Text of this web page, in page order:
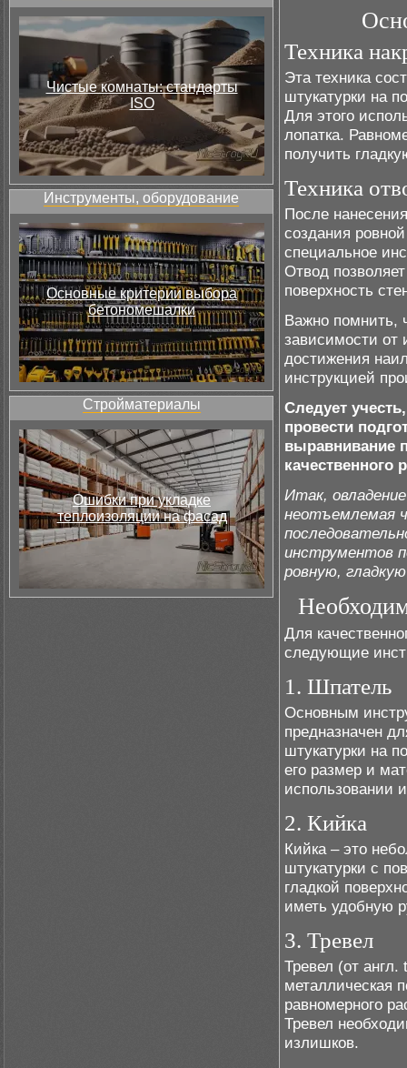
Чистые комнаты: стандарты
ISO
Инструменты, оборудование
Основные критерии выбора
бетономешалки
Стройматериалы
Ошибки при укладке
теплоизоляции на фасад
Техника
Эта техника
штукатурки на
Для этого
лопатка.
получить
Техника
После
создания
специальное
Отвод
поверхность
Важно помнить,
зависимости от
достижения
инструкцией
Следует
провести
выравнивание
качественного
Итак,
неотъемлемая
инструментов
ровную,
Для
следующие
1. Шпатель
Основным
предназначен
штукатурки на
его размер и
использовании
2. Кийка
Кийка – это
штукатурки с
гладкой
иметь удобную
3. Тревел
Тревел (от
металлическая
равномерного
Тревел
излишков.